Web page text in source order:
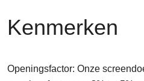
Kenmerken
Openingsfactor: Onze